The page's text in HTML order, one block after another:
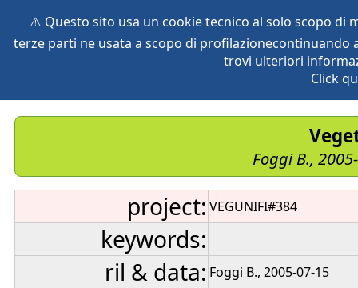
⚠️ Questo sito usa un cookie tecnico al solo scopo di
terze parti ne usata a scopo di
trovi ulteriori
Click
vegetation global db
Foggi B.,
project: VEGUNIFI#384
keywords:
ril & data: Foggi B., 2005-07-15